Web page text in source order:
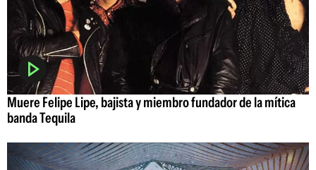
Muere Felipe Lipe, bajista y miembro fundador de la mítica
banda Tequila